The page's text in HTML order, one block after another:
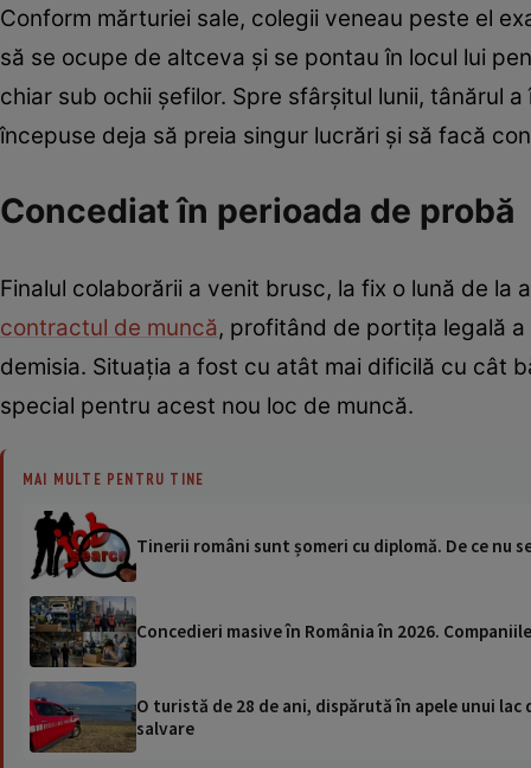
Conform mărturiei sale, colegii veneau peste el
să se ocupe de altceva și se pontau în locul lui
chiar sub ochii șefilor. Spre sfârșitul lunii, tânărul
începuse deja să preia singur lucrări și să facă
Concediat în perioada de probă
Finalul colaborării a venit brusc, la fix o lună de
contractul de muncă, profitând de portița legală
demisia. Situația a fost cu atât mai dificilă cu cât
special pentru acest nou loc de muncă.
MAI MULTE PENTRU TINE
Tinerii români sunt șomeri cu diplomă. De ce nu
Concedieri masive în România în 2026.
O turistă de 28 de ani, dispărută în apele unui
salvare